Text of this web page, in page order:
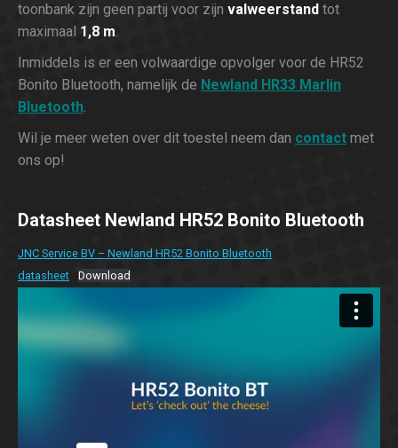
toonbank zijn geen partij voor zijn valweerstand tot
maximaal 1,8 m.
Inmiddels is er een volwaardige opvolger voor de HR52
Bonito Bluetooth, namelijk de Newland HR33 Marlin
Bluetooth.
Wil je meer weten over dit toestel neem dan contact met
ons op!
Datasheet Newland HR52 Bonito Bluetooth
JNC Service BV – Newland HR52 Bonito Bluetooth
datasheet
Download